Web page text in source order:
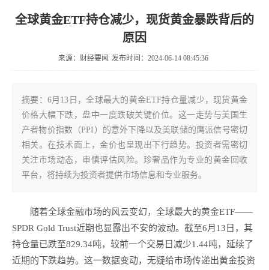
全球黄金ETF持仓减少，现货黄金暴跌背后的
原因
来源：财经要闻 发布时间： 2024-06-14 08:45:36
摘要：6月13日，全球最大的黄金ETF持仓量减少，现货黄金
价格大幅下跌，盘中一度跌破关键价位。这一走势与美国生
产者物价指数（PPI）的意外下降以及美联储的鹰派信号密切
相关。在技术面上，金价也呈现出下行趋势。投资者需密切
关注市场动态，审慎评估风险。珍奢品作为专业的黄金回收
平台，将持续为投资者提供市场信息和专业服务。
随着全球金融市场的风云变幻，全球最大的黄金ETF——
SPDR Gold Trust近期也显露出不安的波动。截至6月13日，其
持仓量已跌至829.34吨，较前一个交易日减少1.44吨，延续了
近期的下跌趋势。这一数据变动，无疑给市场传递出黄金投资